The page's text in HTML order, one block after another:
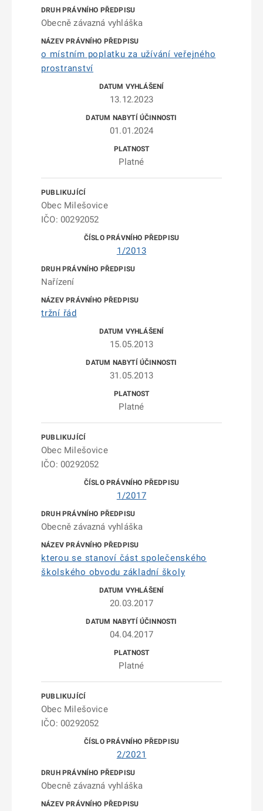
Obecně závazná vyhláška
o místním poplatku za užívání veřejného
prostranství
13.12.2023
01.01.2024
Platné
Obec Milešovice
IČO: 00292052
1/2013
Nařízení
tržní řád
15.05.2013
31.05.2013
Platné
Obec Milešovice
IČO: 00292052
1/2017
Obecně závazná vyhláška
kterou se stanoví část společenského
školského obvodu základní školy
20.03.2017
04.04.2017
Platné
Obec Milešovice
IČO: 00292052
2/2021
Obecně závazná vyhláška